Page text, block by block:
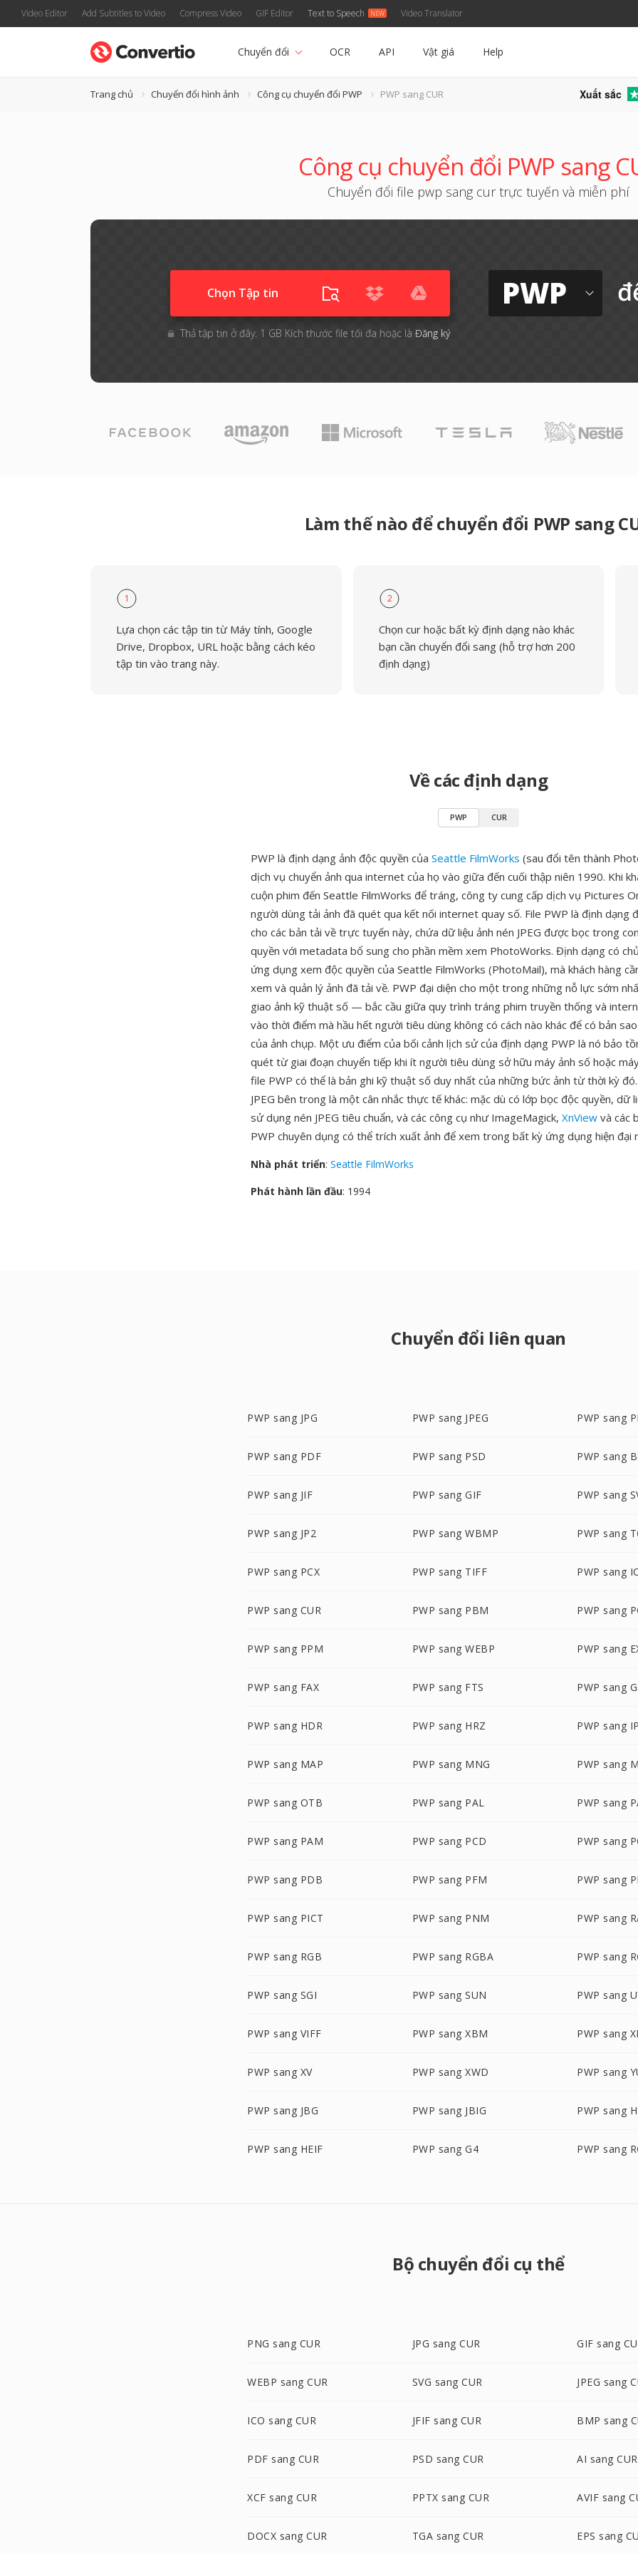
Video Editor Add Subtitles to Video Compress Video GIF Editor Text to Speech Video Translator
Chuyển đổi OCR API Vật giá Help
Trang chủ Chuyển đổi hình ảnh Công cụ chuyển đổi PWP PWP sang CUR Xuất sắc
Công cụ chuyển đổi PWP sang
Chuyển đổi file pwp sang cur trực tuyến và miễn phí
Chọn Tập tin
Thả tập tin ở đây. 1 GB Kích thước file tối đa hoặc là Đăng ký
PWP
Làm thế nào để chuyển đổi PWP sang
1
Lựa chọn các tập tin từ Máy tính, Google
Drive, Dropbox, URL hoặc bằng cách kéo
tập tin vào trang này.
2
Chọn cur hoặc bất kỳ định dạng nào khác
bạn cần chuyển đổi sang (hỗ trợ hơn 200
định dạng)
Về các định dạng
PWP CUR
PWP là định dạng ảnh độc quyền của Seattle FilmWorks (sau đổi tên thành
dịch vụ chuyển ảnh qua internet của họ vào giữa đến cuối thập niên 1990. Khi
cuộn phim đến Seattle FilmWorks để tráng, công ty cung cấp dịch vụ Pictures
người dùng tải ảnh đã quét qua kết nối internet quay số. File PWP là định dạng
cho các bản tải về trực tuyến này, chứa dữ liệu ảnh nén JPEG được bọc trong
quyền với metadata bổ sung cho phần mềm xem PhotoWorks. Định dạng có
ứng dụng xem độc quyền của Seattle FilmWorks (PhotoMail), mà khách hàng
xem và quản lý ảnh đã tải về. PWP đại diện cho một trong những nỗ lực sớm
giao ảnh kỹ thuật số — bắc cầu giữa quy trình tráng phim truyền thống và
vào thời điểm mà hầu hết người tiêu dùng không có cách nào khác để có bản
của ảnh chụp. Một ưu điểm của bối cảnh lịch sử của định dạng PWP là nó bảo
quét từ giai đoạn chuyển tiếp khi ít người tiêu dùng sở hữu máy ảnh số hoặc
file PWP có thể là bản ghi kỹ thuật số duy nhất của những bức ảnh từ thời kỳ
JPEG bên trong là một cân nhắc thực tế khác: mặc dù có lớp bọc độc quyền, dữ
sử dụng nén JPEG tiêu chuẩn, và các công cụ như ImageMagick, XnView và các
PWP chuyên dụng có thể trích xuất ảnh để xem trong bất kỳ ứng dụng hiện đại
Nhà phát triển: Seattle FilmWorks
Phát hành lần đầu: 1994
Chuyển đổi liên quan
PWP sang JPG PWP sang JPEG PWP sang
PWP sang PDF PWP sang PSD PWP sang
PWP sang JIF PWP sang GIF PWP sang
PWP sang JP2 PWP sang WBMP PWP sang
PWP sang PCX PWP sang TIFF PWP sang
PWP sang CUR PWP sang PBM PWP sang
PWP sang PPM PWP sang WEBP PWP sang
PWP sang FAX PWP sang FTS PWP sang
PWP sang HDR PWP sang HRZ PWP sang
PWP sang MAP PWP sang MNG PWP sang
PWP sang OTB PWP sang PAL PWP sang
PWP sang PAM PWP sang PCD PWP sang
PWP sang PDB PWP sang PFM PWP sang
PWP sang PICT PWP sang PNM PWP sang
PWP sang RGB PWP sang RGBA PWP sang
PWP sang SGI PWP sang SUN PWP sang
PWP sang VIFF PWP sang XBM PWP sang
PWP sang XV PWP sang XWD PWP sang
PWP sang JBG PWP sang JBIG PWP sang
PWP sang HEIF PWP sang G4 PWP sang
Bộ chuyển đổi cụ thể
PNG sang CUR JPG sang CUR GIF sang
WEBP sang CUR SVG sang CUR JPEG sang
ICO sang CUR JFIF sang CUR BMP sang
PDF sang CUR PSD sang CUR AI sang CUR
XCF sang CUR PPTX sang CUR AVIF sang
DOCX sang CUR TGA sang CUR EPS sang